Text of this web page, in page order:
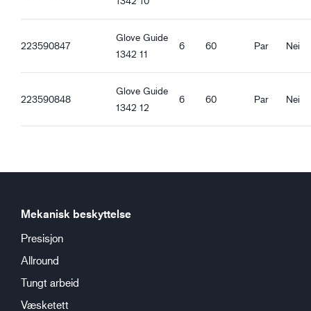
223590847
Glove Guide
1342 11
6 60 Par Nei
223590848
Glove Guide
1342 12
6 60 Par Nei
Mekanisk beskyttelse
Presisjon
Allround
Tungt arbeid
Væsketett